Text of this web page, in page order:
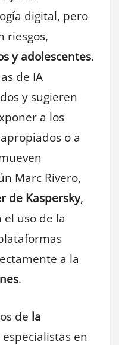
digital, pero
riesgos,
y adolescentes.
de IA
y sugieren
a los
o a
Marc Rivero,
de Kaspersky,
uso de la
a la
.
de la
especialistas en